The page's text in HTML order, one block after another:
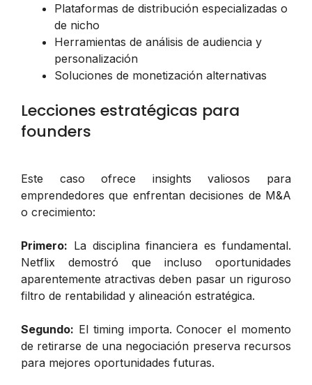
Plataformas de distribución especializadas o
de nicho
Herramientas de análisis de audiencia y
personalización
Soluciones de monetización alternativas
Lecciones estratégicas para
founders
Este caso ofrece insights valiosos para
emprendedores que enfrentan decisiones de M&A
o crecimiento:
Primero: La disciplina financiera es fundamental.
Netflix demostró que incluso oportunidades
aparentemente atractivas deben pasar un riguroso
filtro de rentabilidad y alineación estratégica.
Segundo: El timing importa. Conocer el momento
de retirarse de una negociación preserva recursos
para mejores oportunidades futuras.